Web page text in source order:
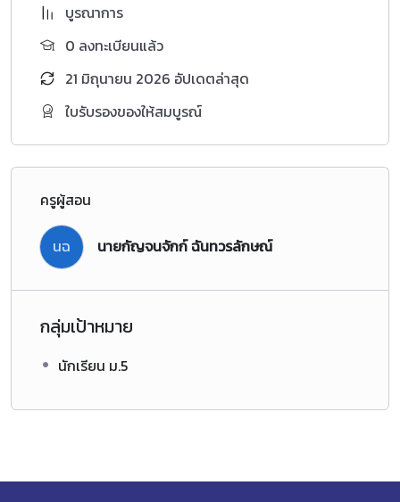
บูรณาการ
0 ลงทะเบียนแล้ว
21 มิถุนายน 2026 อัปเดตล่าสุด
ใบรับรองของให้สมบูรณ์
ครูผู้สอน
นฉ นายกัญจนจักก์ ฉันทวรลักษณ์
กลุ่มเป้าหมาย
นักเรียน ม.5